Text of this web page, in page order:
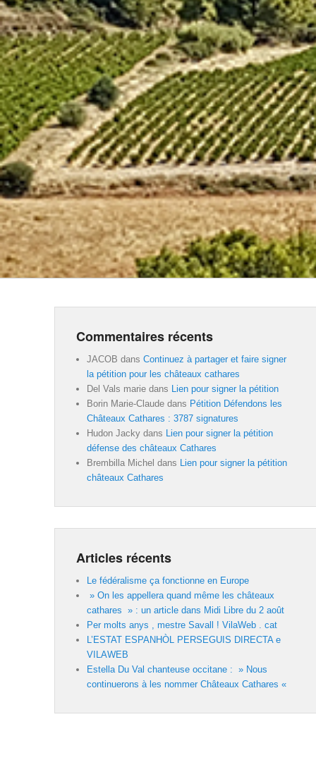
Commentaires récents
JACOB dans Continuez à partager et faire signer
la pétition pour les châteaux cathares
Del Vals marie dans
Lien pour signer la pétition
Borin Marie-Claude dans Pétition Défendons les
Châteaux Cathares : 3787 signatures
Hudon Jacky dans
Lien pour signer la pétition
défense des châteaux Cathares
Brembilla Michel dans
Lien pour signer la pétition
châteaux Cathares
Articles récents
Le fédéralisme ça fonctionne en Europe
» On les appellera quand même les châteaux
cathares » : un article dans Midi Libre du 2 août
Per molts anys , mestre Savall ! VilaWeb . cat
L’ESTAT ESPANHÒL PERSEGUIS DIRECTA e
VILAWEB
Estella Du Val chanteuse occitane : » Nous
continuerons à les nommer Châteaux Cathares «